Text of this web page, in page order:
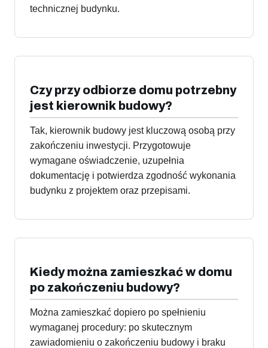
technicznej budynku.
Czy przy odbiorze domu potrzebny
jest kierownik budowy?
Tak, kierownik budowy jest kluczową osobą przy
zakończeniu inwestycji. Przygotowuje
wymagane oświadczenie, uzupełnia
dokumentację i potwierdza zgodność wykonania
budynku z projektem oraz przepisami.
Kiedy można zamieszkać w domu
po zakończeniu budowy?
Można zamieszkać dopiero po spełnieniu
wymaganej procedury: po skutecznym
zawiadomieniu o zakończeniu budowy i braku